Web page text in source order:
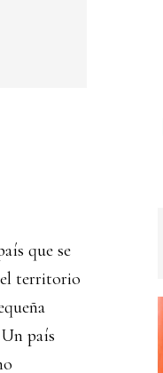
que se
territorio
país